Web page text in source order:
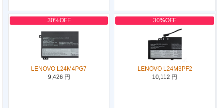
30%OFF
LENOVO L24M4PG7
9,426 円
30%OFF
LENOVO L24M3PF2
10,112 円